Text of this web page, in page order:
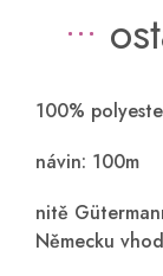
100%
návin: 100m
nitě
Německu